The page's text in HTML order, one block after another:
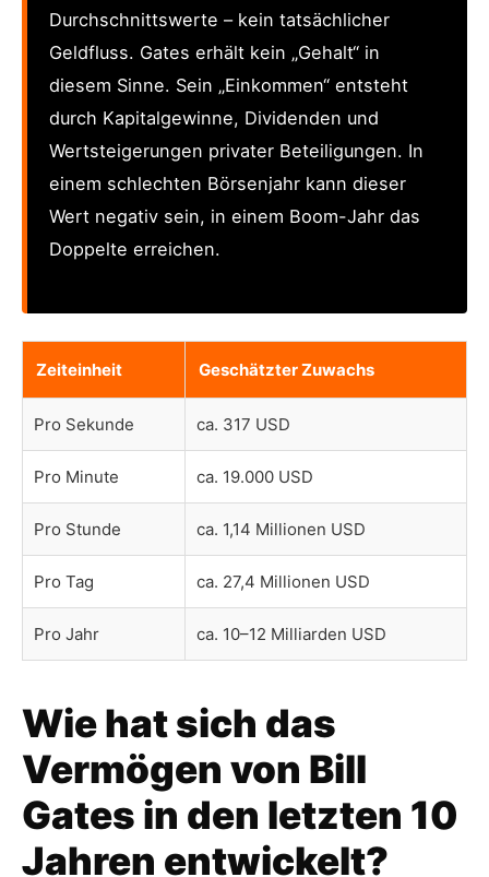
Durchschnittswerte – kein tatsächlicher
Geldfluss. Gates erhält kein „Gehalt“ in
diesem Sinne. Sein „Einkommen“ entsteht
durch Kapitalgewinne, Dividenden und
Wertsteigerungen privater Beteiligungen. In
einem schlechten Börsenjahr kann dieser
Wert negativ sein, in einem Boom-Jahr das
Doppelte erreichen.
Zeiteinheit Geschätzter Zuwachs
Pro Sekunde ca. 317 USD
Pro Minute ca. 19.000 USD
Pro Stunde ca. 1,14 Millionen USD
Pro Tag ca. 27,4 Millionen USD
Pro Jahr ca. 10–12 Milliarden USD
Wie hat sich das
Vermögen von Bill
Gates in den letzten 10
Jahren entwickelt?